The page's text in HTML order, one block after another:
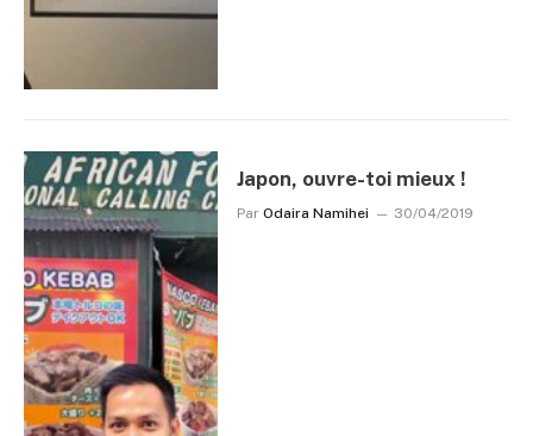
Japon, ouvre-toi mieux !
Par Odaira Namihei 30/04/2019